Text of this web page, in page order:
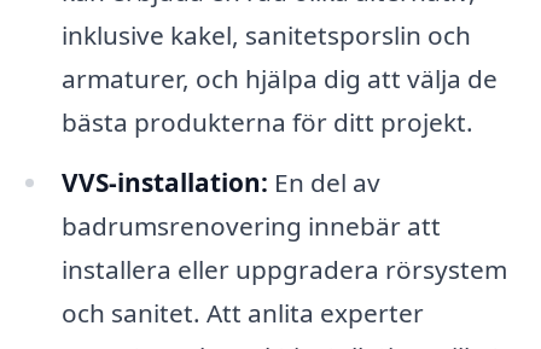
inklusive kakel, sanitetsporslin och
armaturer, och hjälpa dig att välja de
bästa produkterna för ditt projekt.
VVS-installation: En del av
badrumsrenovering innebär att
installera eller uppgradera rörsystem
och sanitet. Att anlita experter